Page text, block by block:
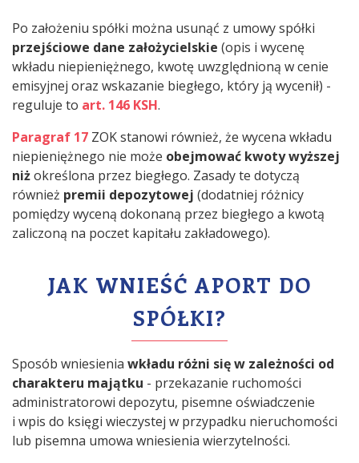
Po założeniu spółki można usunąć z umowy spółki
przejściowe dane założycielskie (opis i wycenę
wkładu niepieniężnego, kwotę uwzględnioną w cenie
emisyjnej oraz wskazanie biegłego, który ją wycenił) -
reguluje to art. 146 KSH.
Paragraf 17 ZOK stanowi również, że wycena wkładu
niepieniężnego nie może obejmować kwoty wyższej
niżokreślona przez biegłego. Zasady te dotyczą
również premii depozytowej (dodatniej różnicy
pomiędzy wyceną dokonaną przez biegłego a kwotą
zaliczoną na poczet kapitału zakładowego).
JAK WNIEŚĆ APORT DO
SPÓŁKI?
Sposób wniesienia wkładu różni się w zależności od
charakteru majątku - przekazanie ruchomości
administratorowi depozytu, pisemne oświadczenie
i wpis do księgi wieczystej w przypadku nieruchomości
lub pisemna umowa wniesienia wierzytelności.